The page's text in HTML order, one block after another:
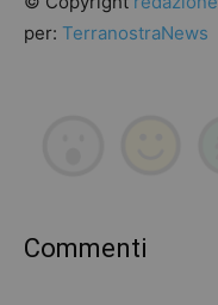
per: TerranostraNews
Commenti